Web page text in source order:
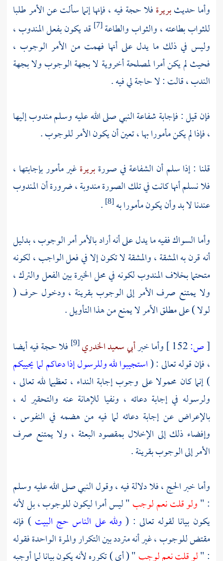
وأما حديثبريرةفلا حجة فيه ، فإنها إنما سألت عن الأمر طلبا
للثواب بطاعته ، والثواب والطاعة[7]
قد يكون بفعل المندوب ،
وليس في ذلك ما يدل على أنها فهمت من الأمر الوجوب ،
فحيث لم يكن أمرا لمصلحة أخروية لا بجهة الوجوب ولا بجهة
الندب ، قالت : لا حاجة لي فيه .
فإن قيل : فإجابة شفاعة النبي صلى الله عليه وسلم مندوب إليها
، فإذا لم يكن مأمورا بها ، تعين أن يكون الأمر للوجوب .
قلنا : إذا سلم أن الشفاعة في صورةبريرةغير مأمور بإجابتها ،
فلا نسلم أنها كانت في تلك الصورة مندوبة ، ضرورة أن المندوب
عندنا لا بد وأن يكون مأمورا به[8]
.
وأما السواك ففيه ما يدل على أنه أراد بالأمر أمر الوجوب ، بدليل
أنه قرن به المشقة ، والمشقة لا تكون إلا في فعل الواجب ، لكونه
متحتما بخلاف المندوب لكونه في محل الخيرة بين الفعل والترك ،
ولا يمتنع صرف الأمر إلى الوجوب بقرينة ، ودخول حرف (
لولا ) على مطلق الأمر لا يمنع من هذا التأويل .
[ص: وأما خبرأبي سعيد الخدري[9]
فلا حجة فيه أيضا
، فإن قوله تعالى : (استجيبوا لله وللرسول إذا دعاكم لما يحييكم
) إنما كان محمولا على وجوب إجابة النداء ، تعظيما لله تعالى ،
ولرسوله في إجابة دعائه ، ونفيا للإهانة عنه والتحقير له ،
بالإعراض عن إجابة دعائه لما فيه من هضمه في النفوس ،
وإفضاء ذلك إلى الإخلال بمقصود البعثة ، ولا يمتنع صرف
الأمر إلى الوجوب بقرينة .
وأما خبر الحج ، فلا دلالة فيه ، وقول النبي صلى الله عليه وسلم
: "ولو قلت نعم لوجب" ليس أمرا ليكون للوجوب ، بل لأنه
يكون بيانا لقوله تعالى : ( ولله على الناس حج البيت) فإنه
مقتض للوجوب ، غير أنه متردد بين التكرار والمرة الواحدة فقوله
: "لو قلت نعم لوجب" ( أي ) تكرره لأنه يكون بيانا لما أوجبه